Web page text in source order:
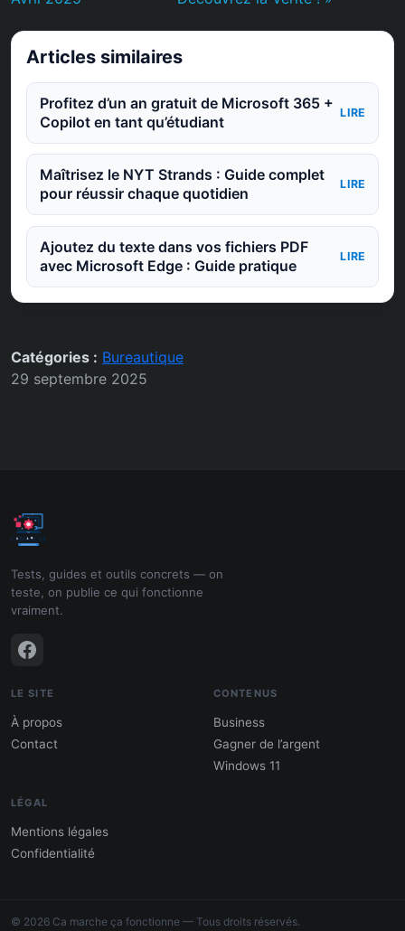
Articles similaires
Profitez d’un an gratuit de Microsoft 365 +
Copilot en tant qu’étudiant
LIRE
Maîtrisez le NYT Strands : Guide complet
pour réussir chaque quotidien
LIRE
Ajoutez du texte dans vos fichiers PDF
avec Microsoft Edge : Guide pratique
LIRE
Catégories : Bureautique
29 septembre 2025
Tests, guides et outils concrets — on
teste, on publie ce qui fonctionne
vraiment.
LE SITE
À propos
Contact
CONTENUS
Business
Gagner de l’argent
Windows 11
LÉGAL
Mentions légales
Confidentialité
© 2026 Ca marche ça fonctionne — Tous droits réservés.
l'argent